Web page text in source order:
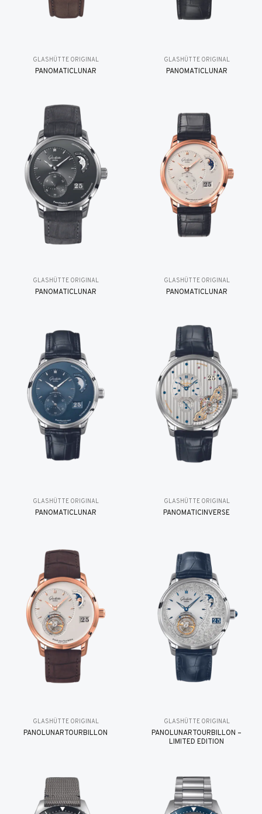
GLASHÜTTE ORIGINAL
PANOMATICLUNAR
GLASHÜTTE ORIGINAL
PANOMATICLUNAR
GLASHÜTTE ORIGINAL
PANOMATICLUNAR
GLASHÜTTE ORIGINAL
PANOMATICLUNAR
GLASHÜTTE ORIGINAL
PANOMATICLUNAR
GLASHÜTTE ORIGINAL
PANOMATICINVERSE
GLASHÜTTE ORIGINAL
PANOLUNARTOURBILLON
GLASHÜTTE ORIGINAL
PANOLUNARTOURBILLON –
LIMITED EDITION